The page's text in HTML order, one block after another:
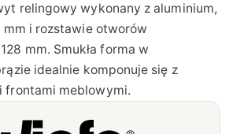
relingowy wykonany z aluminium,
mm i rozstawie otworów
mm. Smukła forma w
idealnie komponuje się z
frontami meblowymi.